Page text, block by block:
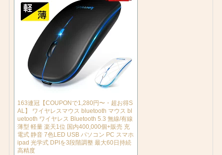
163連冠【COUPONで1,280円〜・超お得S
AL】 ワイヤレスマウス bluetooth マウス bl
uetooth ワイヤレス Bluetooth 5.3 無線/有線
薄型 軽量 楽天1位 国内400,000個+販売 充
電式 静音 7色LED USB パソコン PC スマホ
ipad 光学式 DPIを3段階調整 最大60日持続
高精度